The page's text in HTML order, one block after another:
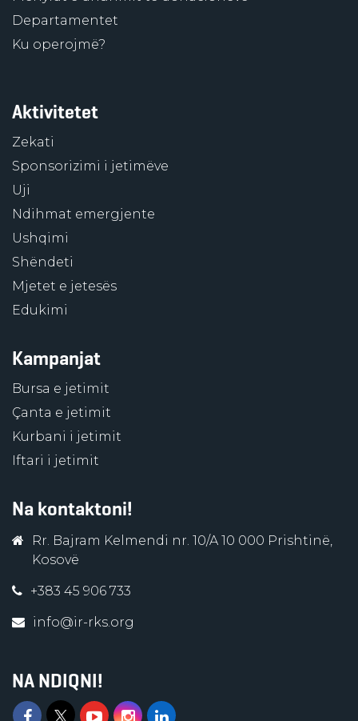
Departamentet
Ku operojmë?
Aktivitetet
Zekati
Sponsorizimi i jetimëve
Uji
Ndihmat emergjente
Ushqimi
Shëndeti
Mjetet e jetesës
Edukimi
Kampanjat
Bursa e jetimit
Çanta e jetimit
Kurbani i jetimit
Iftari i jetimit
Na kontaktoni!
Rr. Bajram Kelmendi nr. 10/A 10 000 Prishtinë,
Kosovë
+383 45 906 733
info@ir-rks.org
NA NDIQNI!